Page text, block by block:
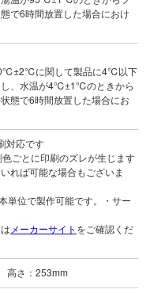
で6時間放置した場合におけ
に関して製品に4℃以下
し、水温が4℃±1℃のときから
態で6時間放置した場合にお
対応です
色ごとに印刷のズレが生じます
れば可能な場合もございま
単位で製作可能です。
・サー
メーカーサイト をご確認くだ
さ：253mm